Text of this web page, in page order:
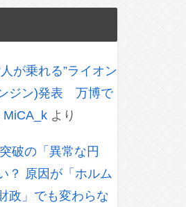
が乗れる”ライオン
ジン)発表 万博で
MiCA_k より
破の「異常な円
？ 原因が「ホルム
政」でも変わらな